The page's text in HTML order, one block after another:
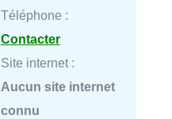
Téléphone :
Contacter
Site internet :
Aucun site internet
connu